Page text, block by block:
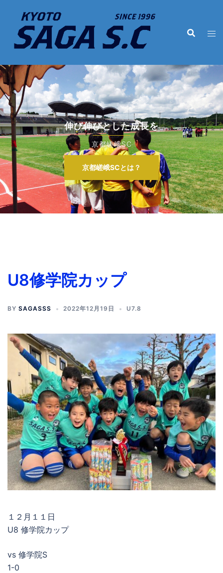
へ
ス
キ
ッ
プ
伸び伸びとした成長を
京都嵯峨SC
京都嵯峨SCとは？
U8修学院カップ
BY SAGASSS 2022年12月19日 U7.8
１２月１１日
U8 修学院カップ
vs 修学院S
1-0